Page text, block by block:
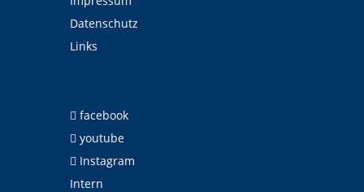
Datenschutz
Links
facebook
youtube
Instagram
Intern